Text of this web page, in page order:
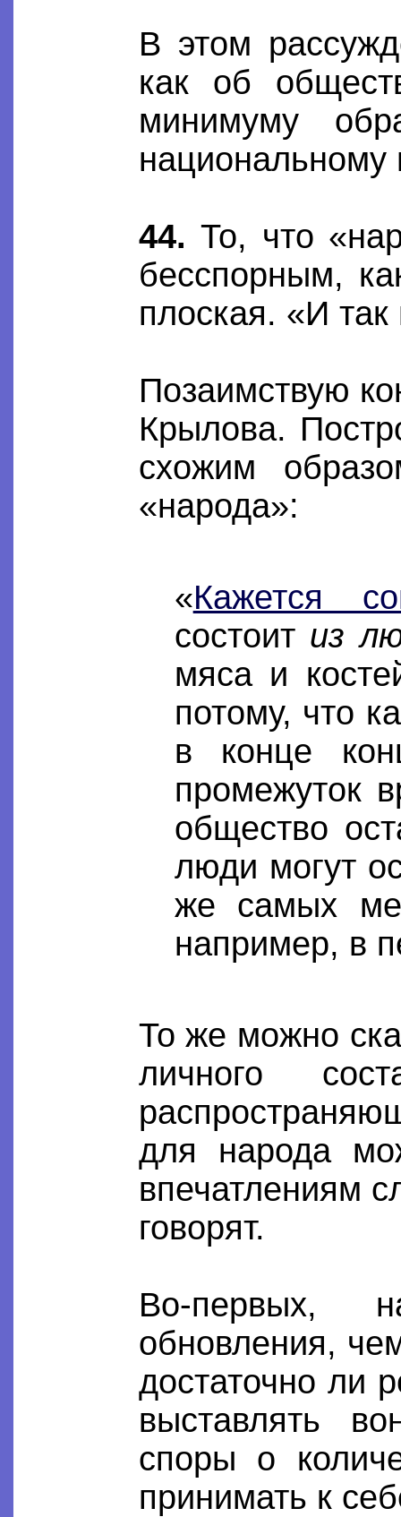
В этом
как об
минимуму
национальному
44. То, что
бесспорным,
плоская. «И так
Позаимствую
Крылова.
схожим
«народа»:
«Кажется
состоит из
мяса и
потому, что
в конце
промежуток
общество
люди могут
же самых
например, в
То же можно
личного
для народа
впечатлениям
говорят.
Во-первых,
обновления,
достаточно ли
выставлять
споры о
принимать к